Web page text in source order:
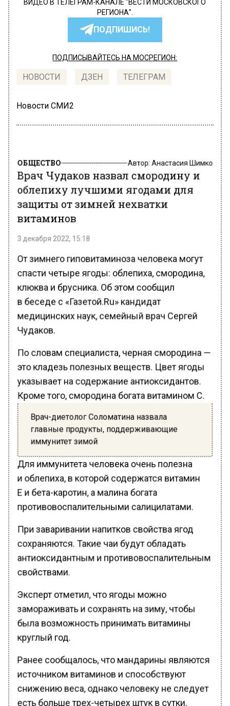
ВИДЕО В ТЕЛЕГРАМ-КАНАЛЕ "ВЕСТИ МОСКОВСКОГО
РЕГИОНА".
ПОДПИШИСЬ!
ПОДПИСЫВАЙТЕСЬ НА МОСРЕГИОН:
НОВОСТИ ДЗЕН ТЕЛЕГРАМ
Новости СМИ2
ОБЩЕСТВО Автор: Анастасия Шимко
Врач Чудаков назвал смородину и
облепиху лучшими ягодами для
защиты от зимней нехватки
витаминов
3 декабря 2022, 15:18
От зимнего гиповитаминоза человека могут
спасти четыре ягоды: облепиха, смородина,
клюква и брусника. Об этом сообщил
в беседе с «Газетой.Ru» кандидат
медицинских наук, семейный врач Сергей
Чудаков.
По словам специалиста, черная смородина —
это кладезь полезных веществ. Цвет ягоды
указывает на содержание антиоксидантов.
Кроме того, смородина богата витамином С.
Врач-диетолог Соломатина назвала
главные продукты, поддерживающие
иммунитет зимой
Для иммунитета человека очень полезна
и облепиха, в которой содержатся витамин
Е и бета-каротин, а малина богата
противовоспалительными салицилатами.
При заваривании напитков свойства ягод
сохраняются. Такие чаи будут обладать
антиоксидантным и противовоспалительным
свойствами.
Эксперт отметил, что ягоды можно
замораживать и сохранять на зиму, чтобы
была возможность принимать витамины
круглый год.
Ранее сообщалось, что мандарины являются
источником витаминов и способствуют
снижению веса, однако человеку не следует
есть больше трех-четырех штук в сутки.